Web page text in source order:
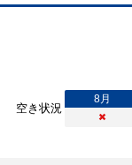
空き状況
8月
×